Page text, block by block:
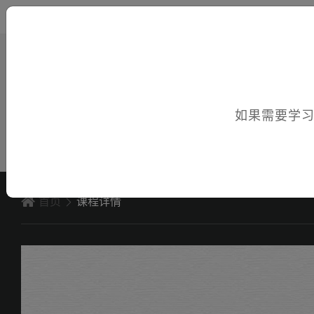
首页 课程详情
如果需要学